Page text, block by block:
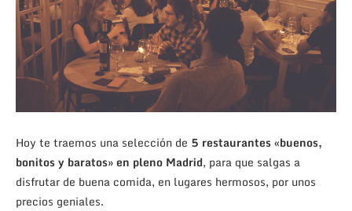
Hoy te traemos una selección de 5 restaurantes «buenos,
bonitos y baratos» en pleno Madrid, para que salgas a
disfrutar de buena comida, en lugares hermosos, por unos
precios geniales.